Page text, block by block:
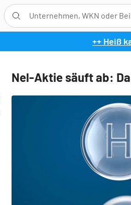
++ Heiß
Nel-Aktie säuft ab: